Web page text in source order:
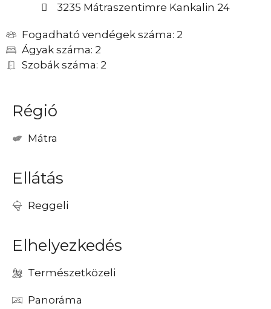
3235 Mátraszentimre Kankalin 24
Fogadható vendégek száma: 2
Ágyak száma: 2
Szobák száma: 2
Régió
Mátra
Ellátás
Reggeli
Elhelyezkedés
Természetközeli
Panoráma